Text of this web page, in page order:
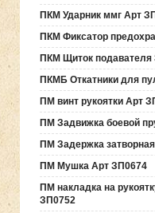
ПКМ Ударник ммг Арт
ПКМ Фиксатор
ПКМ Щиток подавателя
ПКМБ Откатники для
ПМ винт рукоятки Арт
ПМ Задвижка боевой
ПМ Задержка
ПМ Мушка Арт ЗП0674
ПМ накладка на
ЗП0752